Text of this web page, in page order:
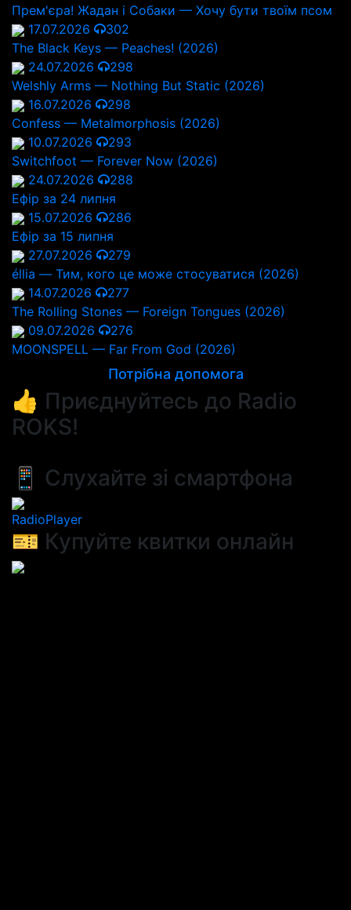
Прем'єра! Жадан і Собаки — Хочу бути твоїм псом
17.07.2026
302
The Black Keys — Peaches! (2026)
24.07.2026
298
Welshly Arms — Nothing But Static (2026)
16.07.2026
298
Confess — Metalmorphosis (2026)
10.07.2026
293
Switchfoot — Forever Now (2026)
24.07.2026
288
Ефір за 24 липня
15.07.2026
286
Ефір за 15 липня
27.07.2026
279
éllia — Тим, кого це може стосуватися (2026)
14.07.2026
277
The Rolling Stones — Foreign Tongues (2026)
09.07.2026
276
MOONSPELL — Far From God (2026)
Потрібна допомога
👍 Приєднуйтесь до Radio
ROKS!
📱 Слухайте зі смартфона
RadioPlayer
🎫 Купуйте квитки онлайн